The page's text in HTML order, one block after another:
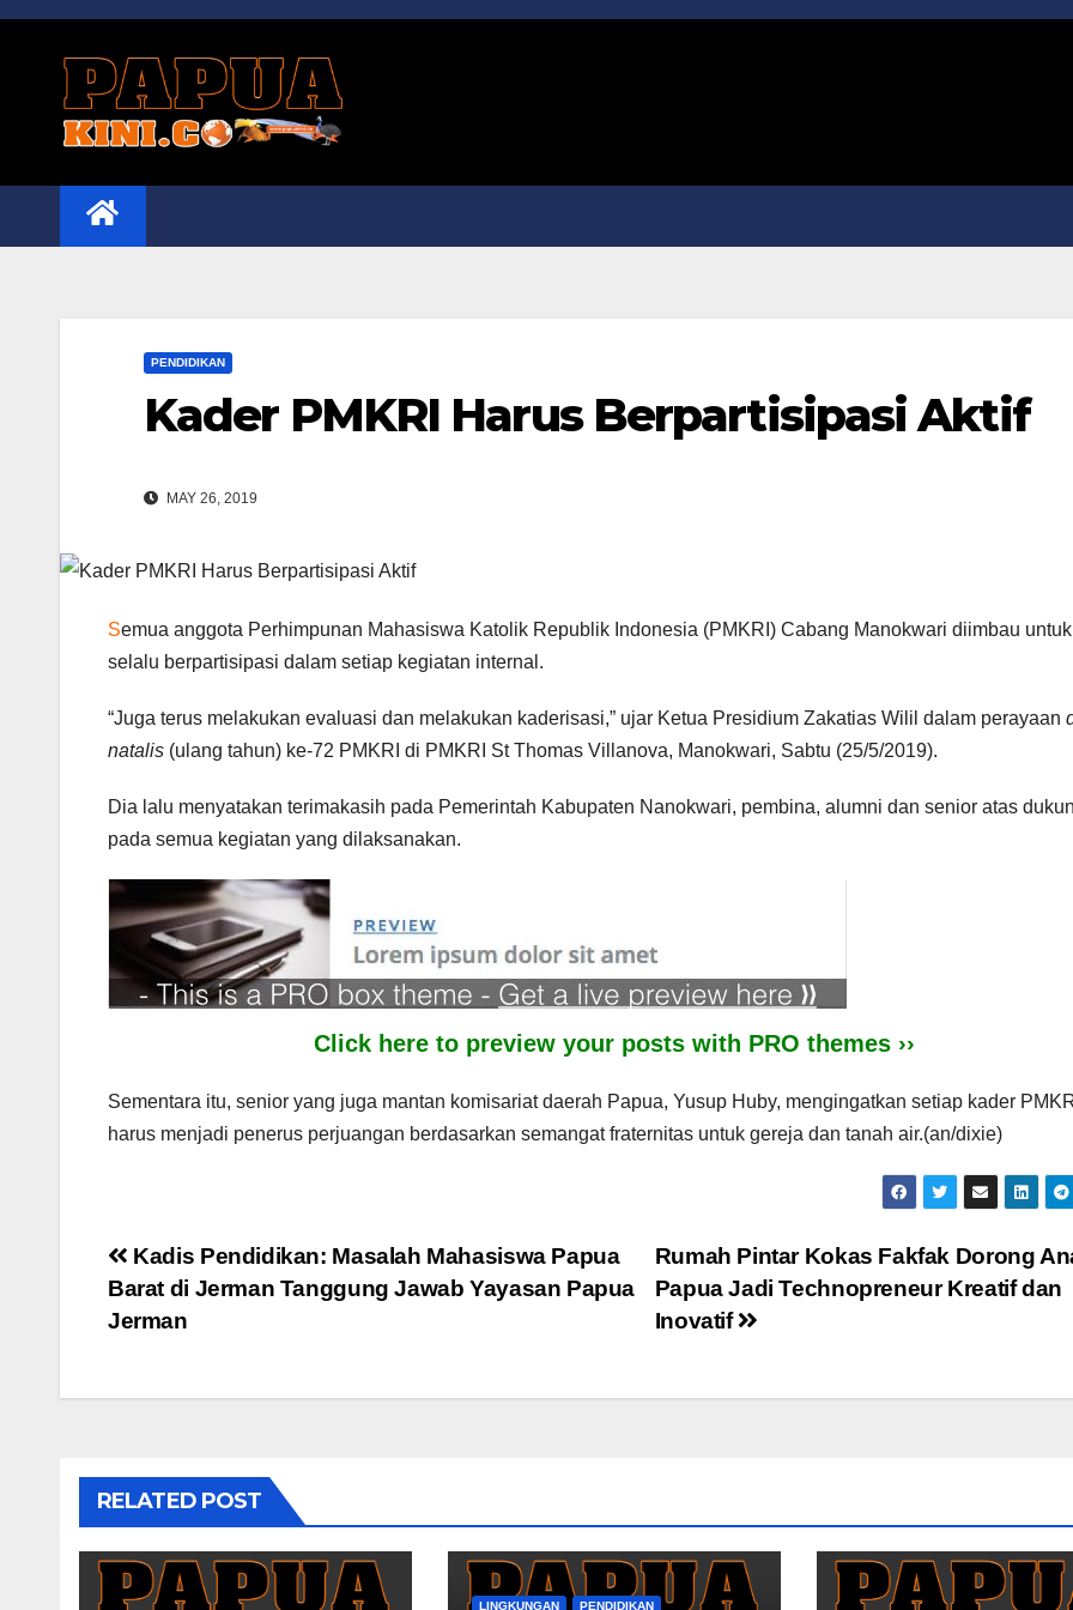
Skip
PENDIDIKAN
Kader PMKRI Harus Berpartisipasi Aktif
MAY 26, 2019
Semua anggota Perhimpunan Mahasiswa Katolik Republik Indonesia (PMKRI) Cabang Manokwari diimbau untuk
selalu berpartisipasi dalam setiap kegiatan internal.
“Juga terus melakukan evaluasi dan melakukan kaderisasi,” ujar Ketua Presidium Zakatias Wilil dalam perayaan
natalis (ulang tahun) ke-72 PMKRI di PMKRI St Thomas Villanova, Manokwari, Sabtu (25/5/2019).
Dia lalu menyatakan terimakasih pada Pemerintah Kabupaten Nanokwari, pembina, alumni dan senior atas
pada semua kegiatan yang dilaksanakan.
Click here to preview your posts with PRO themes ››
Sementara itu, senior yang juga mantan komisariat daerah Papua, Yusup Huby, mengingatkan setiap kader
harus menjadi penerus perjuangan berdasarkan semangat fraternitas untuk gereja dan tanah air.(an/dixie)
Post
navigation
Rumah Pintar Kokas Fakfak Dorong
Papua Jadi Technopreneur Kreatif dan
Inovatif
Kadis Pendidikan: Masalah Mahasiswa Papua
Barat di Jerman Tanggung Jawab Yayasan Papua
Jerman
RELATED POST
LINGKUNGAN PENDIDIKAN